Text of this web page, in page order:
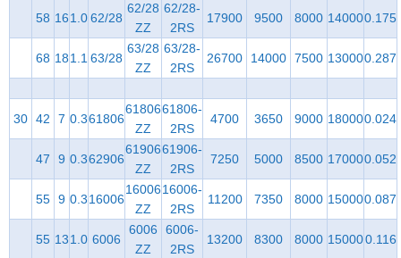
58 161.062/28
62/28
ZZ
62/28-
2RS
17900 9500 8000 140000.175
68 181.163/28
63/28
ZZ
63/28-
2RS
26700 14000 7500 130000.287
30 42 7 0.361806
61806
ZZ
61806-
2RS
4700 3650 9000 180000.024
47 9 0.362906
61906
ZZ
61906-
2RS
7250 5000 8500 170000.052
55 9 0.316006
16006
ZZ
16006-
2RS
11200 7350 8000 150000.087
55 131.0 6006
6006
ZZ
6006-
2RS
13200 8300 8000 150000.116